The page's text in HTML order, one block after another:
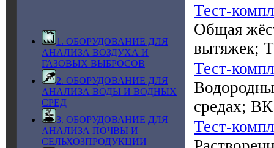
1. ОБОРУДОВАНИЕ ДЛЯ
АНАЛИЗА ВОЗДУХА И
ГАЗОВЫХ ВЫБРОСОВ
2. ОБОРУДОВАНИЕ ДЛЯ
АНАЛИЗА ВОДЫ И ВОДНЫХ
СРЕД
3. ОБОРУДОВАНИЕ ДЛЯ
АНАЛИЗА ПОЧВЫ И
СЕЛЬХОЗПРОДУКЦИИ
Тест-
Общая
вытяжек;
Тест-
средах; ВК
Тест-